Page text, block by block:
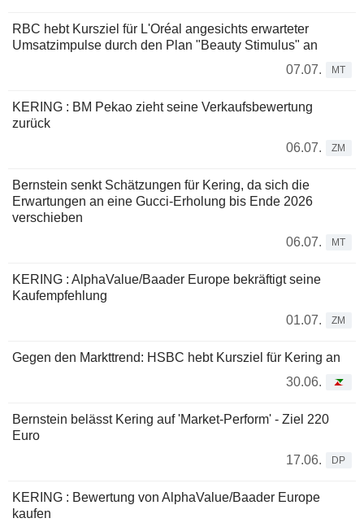
RBC hebt Kursziel für L'Oréal angesichts erwarteter
Umsatzimpulse durch den Plan "Beauty Stimulus" an
07.07.
MT
KERING : BM Pekao zieht seine Verkaufsbewertung
zurück
06.07.
ZM
Bernstein senkt Schätzungen für Kering, da sich die
Erwartungen an eine Gucci-Erholung bis Ende 2026
verschieben
06.07.
MT
KERING : AlphaValue/Baader Europe bekräftigt seine
Kaufempfehlung
01.07.
ZM
Gegen den Markttrend: HSBC hebt Kursziel für Kering an
30.06.
Bernstein belässt Kering auf 'Market-Perform' - Ziel 220
Euro
17.06.
DP
KERING : Bewertung von AlphaValue/Baader Europe
kaufen